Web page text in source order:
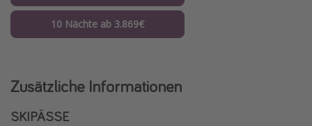
10 Nächte ab 3.869€
Zusätzliche Informationen
SKIPÄSSE